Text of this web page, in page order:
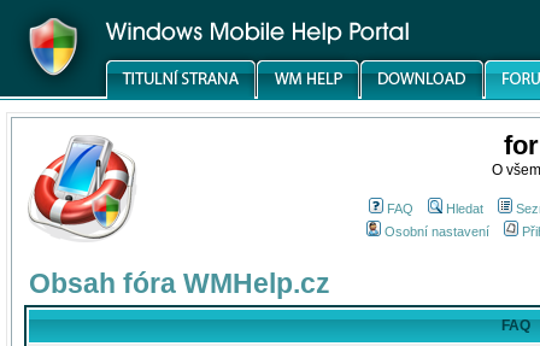
O
FAQ Hledat
Osobní nastavení
Obsah fóra WMHelp.cz
FAQ